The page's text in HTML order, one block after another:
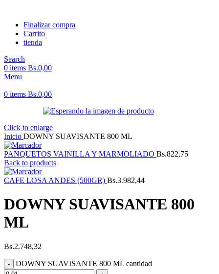
Finalizar compra
Carrito
tienda
Search
0 items Bs.0,00
Menu
0 items Bs.0,00
Click to enlarge
Inicio DOWNY SUAVISANTE 800 ML
PANQUETOS VAINILLA Y MARMOLIADO Bs.822,75
Back to products
CAFE LOSA ANDES (500GR) Bs.3.982,44
DOWNY SUAVISANTE 800
ML
Bs.2.748,32
DOWNY SUAVISANTE 800 ML cantidad